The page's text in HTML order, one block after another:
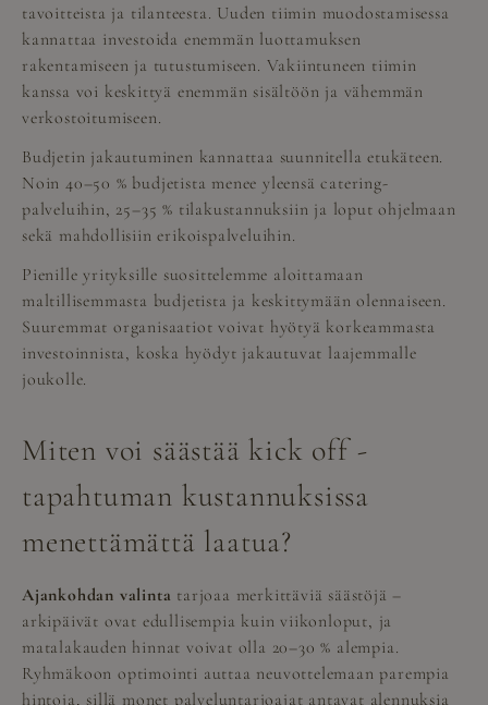
tavoitteista ja tilanteesta. Uuden tiimin muodostamisessa
kannattaa investoida enemmän luottamuksen
rakentamiseen ja tutustumiseen. Vakiintuneen tiimin
kanssa voi keskittyä enemmän sisältöön ja vähemmän
verkostoitumiseen.
Budjetin jakautuminen kannattaa suunnitella etukäteen.
Noin 40–50 % budjetista menee yleensä catering-
palveluihin, 25–35 % tilakustannuksiin ja loput ohjelmaan
sekä mahdollisiin erikoispalveluihin.
Pienille yrityksille suosittelemme aloittamaan
maltillisemmasta budjetista ja keskittymään olennaiseen.
Suuremmat organisaatiot voivat hyötyä korkeammasta
investoinnista, koska hyödyt jakautuvat laajemmalle
joukolle.
Miten voi säästää kick off -
tapahtuman kustannuksissa
menettämättä laatua?
Ajankohdan valinta tarjoaa merkittäviä säästöjä –
arkipäivät ovat edullisempia kuin viikonloput, ja
matalakauden hinnat voivat olla 20–30 % alempia.
Ryhmäkoon optimointi auttaa neuvottelemaan parempia
hintoja, sillä monet palveluntarjoajat antavat alennuksia